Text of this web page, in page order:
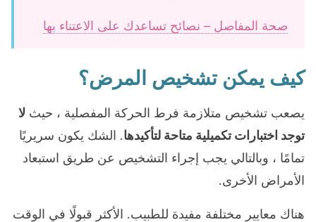
صحة المفاصل – نصائح تساعدك على الاعتناء بها
كيف يمكن تشخيص المرض؟
يصعب تشخيص متلازمة فرط الحركة المفصلية ، حيث لا
توجد اختبارات تكميلية متاحة لتأكيدها. الشك يكون سريريًا
تمامًا ، وبالتالي يجب إجراء التشخيص عن طريق استبعاد
الأمراض الأخرى.
هناك معايير مختلفة مفيدة للطبيب. الأكثر قبولًا في الوقت